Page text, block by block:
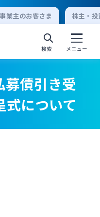
業主のお客さま 株主・
検索 メニュー
トバンキング
トバンキング
募債引き受
式について